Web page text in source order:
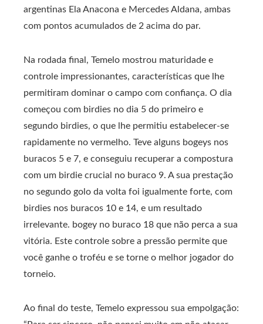
argentinas Ela Anacona e Mercedes Aldana, ambas
com pontos acumulados de 2 acima do par.
Na rodada final, Temelo mostrou maturidade e
controle impressionantes, características que lhe
permitiram dominar o campo com confiança. O dia
começou com birdies no dia 5 do primeiro e
segundo birdies, o que lhe permitiu estabelecer-se
rapidamente no vermelho. Teve alguns bogeys nos
buracos 5 e 7, e conseguiu recuperar a compostura
com um birdie crucial no buraco 9. A sua prestação
no segundo golo da volta foi igualmente forte, com
birdies nos buracos 10 e 14, e um resultado
irrelevante. bogey no buraco 18 que não perca a sua
vitória. Este controle sobre a pressão permite que
você ganhe o troféu e se torne o melhor jogador do
torneio.
Ao final do teste, Temelo expressou sua empolgação: